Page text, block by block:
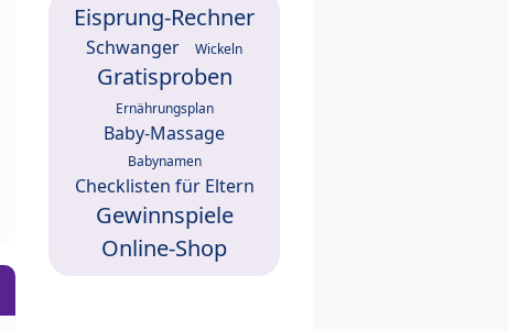
Eisprung-Rechner
Schwanger Wickeln
Gratisproben
Ernährungsplan
Baby-Massage
Babynamen
Checklisten für Eltern
Gewinnspiele
Online-Shop